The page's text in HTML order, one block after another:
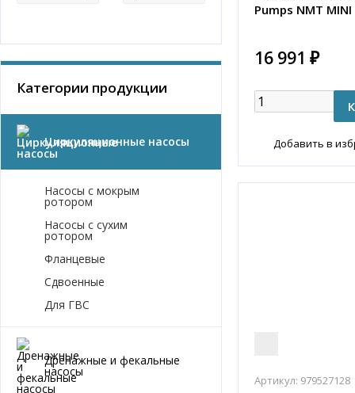
Категории продукции
Циркуляционные насосы
Насосы с мокрым
ротором
Насосы с сухим
ротором
Фланцевые
Сдвоенные
Для ГВС
Дренажные и фекальные
насосы
Pumps NMT
16 991 ₽
Добавить в
Артикул: 979527128